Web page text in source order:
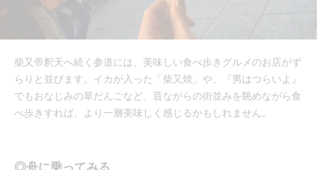
柴又帝釈天へ続く参道には、美味しい食べ歩きグルメのお店がず
らりと並びます。イカが入った「柴又焼」や、『男はつらいよ』
でもおなじみの草だんごなど、昔ながらの街並みを眺めながら食
べ歩きすれば、より一層美味しく感じるかもしれません。